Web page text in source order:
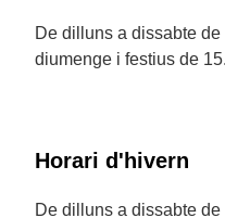
De dilluns a dissabte
diumenge i festius de
Horari d'hivern
De dilluns a dissabte